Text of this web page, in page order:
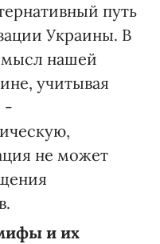
путь
Украины. В
нашей
учитывая
-
не может
и их